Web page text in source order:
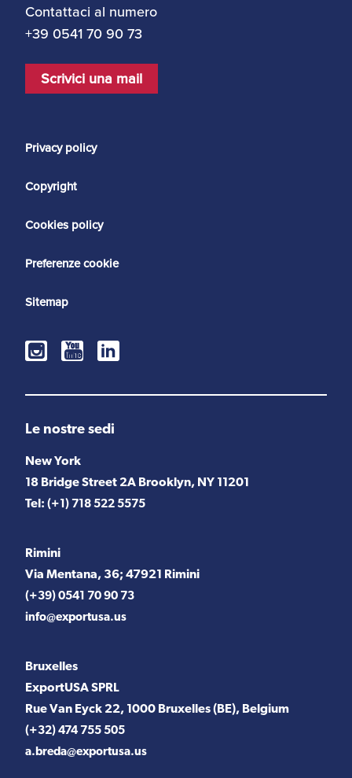
Contattaci al numero
+39 0541 70 90 73
Scrivici una mail
Privacy policy
Copyright
Cookies policy
Preferenze cookie
Sitemap
Le nostre sedi
New York
18 Bridge Street 2A Brooklyn, NY 11201
Tel: (+1) 718 522 5575
Rimini
Via Mentana, 36; 47921 Rimini
(+39) 0541 70 90 73
info@exportusa.us
Bruxelles
ExportUSA SPRL
Rue Van Eyck 22, 1000 Bruxelles (BE), Belgium
(+32) 474 755 505
a.breda@exportusa.us